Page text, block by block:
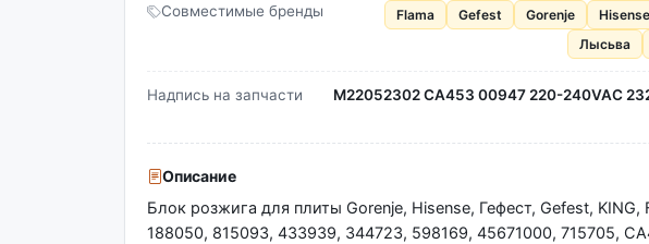
Совместимые бренды Flama Gefest Gorenje Hisense
Лысьва
Надпись на запчасти M22052302 CA453 00947 220-240VAC
Описание
Блок розжига для плиты Gorenje, Hisense, Гефест, Gefest,
188050, 815093, 433939, 344723, 598169, 45671000, 715705,